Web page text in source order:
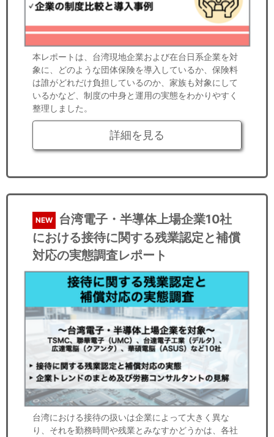
本レポートは、台湾現地企業および在台日系企業を対
象に、どのような団体保険を導入しているか、保険料
は誰がどれだけ負担しているのか、家族も対象にして
いるかなど、制度の中身と運用の実態をわかりやすく
整理しました。
詳細を見る
NEW
台湾電子・半導体上場企業10社
における接待に関する残業認定と補償
対応の実態調査レポート
台湾における接待の扱いは企業によって大きく異な
り、それを勤務時間や残業とみなすかどうかは、各社